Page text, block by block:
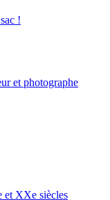
!
et photographe
et XXe siècles